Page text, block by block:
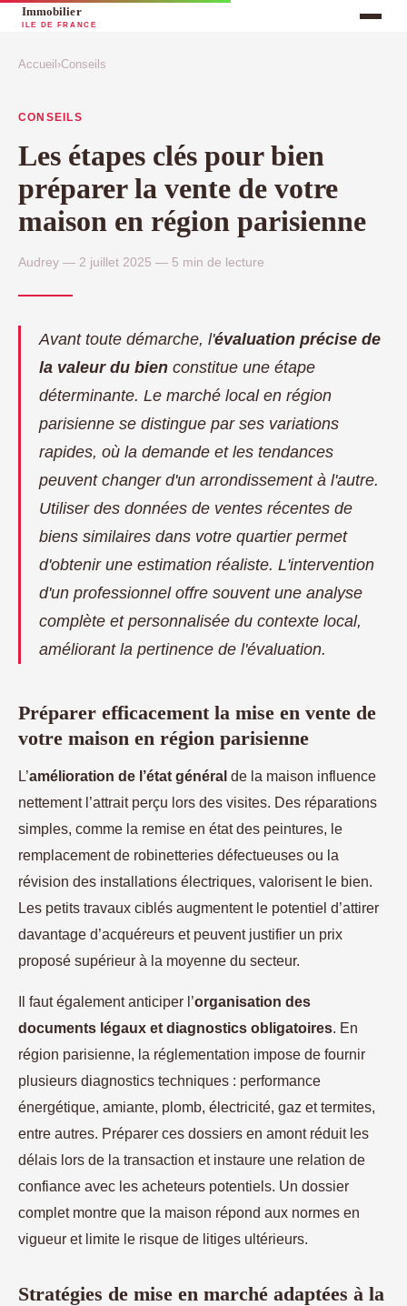
Accueil ›Conseils
CONSEILS
Les étapes clés pour bien
préparer la vente de votre
maison en région parisienne
Audrey — 2 juillet 2025 — 5 min de lecture
Avant toute démarche, l'évaluation précise de
la valeur du bien constitue une étape
déterminante. Le marché local en région
parisienne se distingue par ses variations
rapides, où la demande et les tendances
peuvent changer d'un arrondissement à l'autre.
Utiliser des données de ventes récentes de
biens similaires dans votre quartier permet
d'obtenir une estimation réaliste. L'intervention
d'un professionnel offre souvent une analyse
complète et personnalisée du contexte local,
améliorant la pertinence de l'évaluation.
Préparer efficacement la mise en vente de
votre maison en région parisienne
L’amélioration de l’état général de la maison influence
nettement l’attrait perçu lors des visites. Des réparations
simples, comme la remise en état des peintures, le
remplacement de robinetteries défectueuses ou la
révision des installations électriques, valorisent le bien.
Les petits travaux ciblés augmentent le potentiel d’attirer
davantage d’acquéreurs et peuvent justifier un prix
proposé supérieur à la moyenne du secteur.
Il faut également anticiper l’organisation des
documents légaux et diagnostics obligatoires. En
région parisienne, la réglementation impose de fournir
plusieurs diagnostics techniques : performance
énergétique, amiante, plomb, électricité, gaz et termites,
entre autres. Préparer ces dossiers en amont réduit les
délais lors de la transaction et instaure une relation de
confiance avec les acheteurs potentiels. Un dossier
complet montre que la maison répond aux normes en
vigueur et limite le risque de litiges ultérieurs.
Stratégies de mise en marché adaptées à la